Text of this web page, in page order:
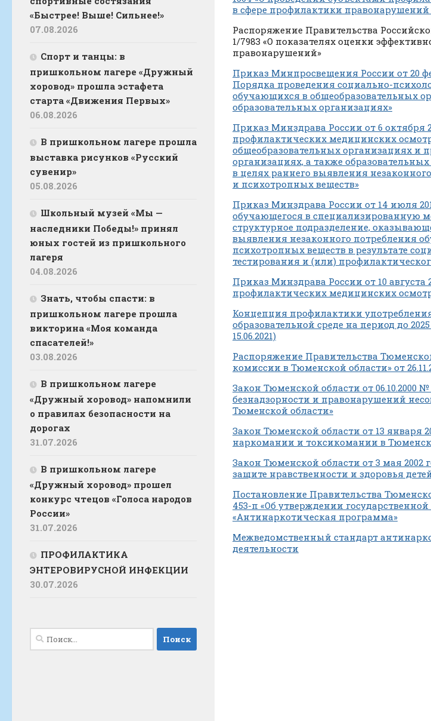
в сфере профилактики
Распоряжение Правительства
1/7983 «О показателях оценки
правонарушений»
Приказ Минпросвещения России от 20
Порядка проведения социально-
обучающихся в общеобразовательных
образовательных организациях»
Приказ Минздрава России от 6 октября
профилактических медицинских
общеобразовательных организациях и
организациях, а также
в целях раннего выявления
и психотропных веществ»
Приказ Минздрава России от 14 июля
обучающегося в специализированную
структурное подразделение,
выявления незаконного потребления
психотропных веществ в результате
тестирования и (или)
Приказ Минздрава России от 10
профилактических медицинских
Концепция профилактики
образовательной среде на период до
15.06.2021)
Распоряжение Правительства
комиссии в Тюменской области» от
Закон Тюменской области от 06.10.2000
безнадзорности и правонарушений
Тюменской области»
Закон Тюменской области от 13 января
наркомании и токсикомании в
Закон Тюменской области от 3 мая 2002
защите нравственности и здоровья
Постановление Правительства
453-п «Об утверждении
«Антинаркотическая программа»
Межведомственный стандарт
деятельности
«Быстрее! Выше! Сильнее!»
07.08.2026
Спорт и танцы: в
пришкольном лагере «Дружный
хоровод» прошла эстафета
старта «Движения Первых»
06.08.2026
В пришкольном лагере прошла
выставка рисунков «Русский
сувенир»
05.08.2026
Школьный музей «Мы —
наследники Победы!» принял
юных гостей из пришкольного
лагеря
04.08.2026
Знать, чтобы спасти: в
пришкольном лагере прошла
викторина «Моя команда
спасателей!»
03.08.2026
В пришкольном лагере
«Дружный хоровод» напомнили
о правилах безопасности на
дорогах
31.07.2026
В пришкольном лагере
«Дружный хоровод» прошел
конкурс чтецов «Голоса народов
России»
31.07.2026
ПРОФИЛАКТИКА
ЭНТЕРОВИРУСНОЙ ИНФЕКЦИИ
30.07.2026
Найти: